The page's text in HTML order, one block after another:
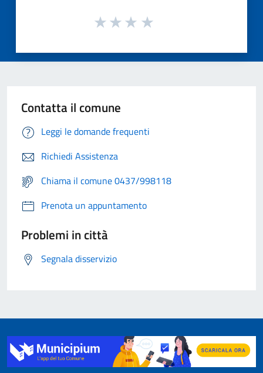
Contatta il comune
Leggi le domande frequenti
Richiedi Assistenza
Chiama il comune 0437/998118
Prenota un appuntamento
Problemi in città
Segnala disservizio